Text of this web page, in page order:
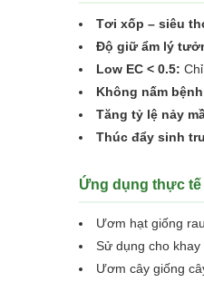
Tơi xốp – siêu
Độ giữ ẩm lý
Low EC < 0.5:
Không nấm
Tăng tỷ lệ nảy
Thúc đẩy sinh
Ứng dụng thực tế
Ươm hạt giống
Sử dụng cho
Ươm cây giống